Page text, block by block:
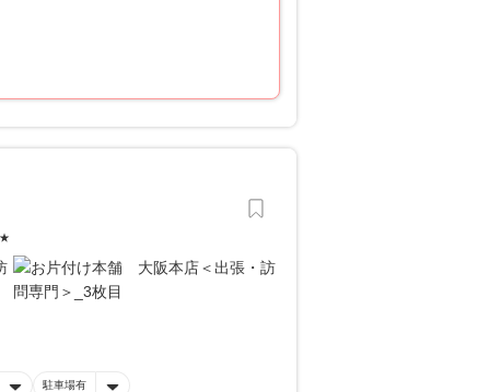
★
駐車場有